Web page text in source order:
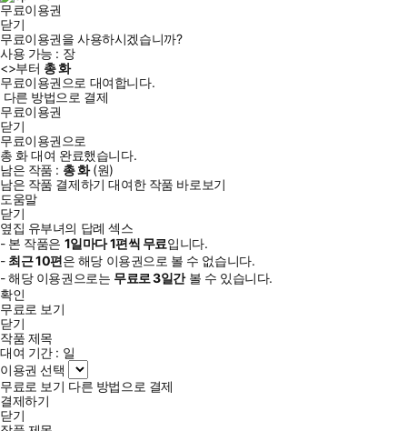
무료이용권
닫기
무료이용권을 사용하시겠습니까?
사용 가능 : 장
<>부터 총화
무료이용권으로 대여합니다.
다른 방법으로 결제
무료이용권
닫기
무료이용권으로
총 화대여 완료했습니다.
남은 작품 : 총화(원)
남은 작품 결제하기 대여한 작품 바로보기
도움말
닫기
옆집 유부녀의 답례 섹스
- 본 작품은 1일마다1편씩 무료입니다.
- 최근10편은 해당 이용권으로 볼 수 없습니다.
- 해당 이용권으로는 무료로3일간볼 수 있습니다.
확인
무료로 보기
닫기
작품 제목
대여 기간 : 일
이용권 선택
무료로 보기 다른 방법으로 결제
결제하기
닫기